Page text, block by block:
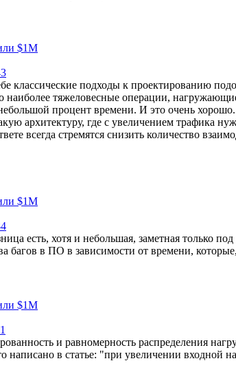
$1M
классические подходы к проектированию
тяжеловесные операции,
процент времени. И это очень
архитектуру, где с увеличением трафика
всегда стремятся снизить количество
$1M
есть, хотя и небольшая, заметная только
багов в ПО в зависимости от времени,
$1M
и равномерность распределения
написано в статье: "при увеличении входной